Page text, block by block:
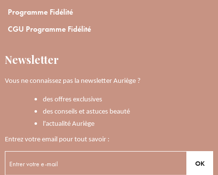
Programme Fidélité
CGU Programme Fidélité
Newsletter
Vous ne connaissez pas la newsletter Auriège ?
des offres exclusives
des conseils et astuces beauté
l'actualité Auriège
Entrez votre email pour tout savoir :
OK